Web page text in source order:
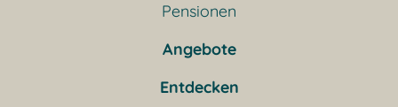
Pensionen
Angebote
Entdecken